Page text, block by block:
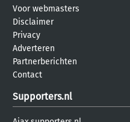
Voor webmasters
Disclaimer
Privacy
Adverteren
Partnerberichten
Contact
Supporters.nl